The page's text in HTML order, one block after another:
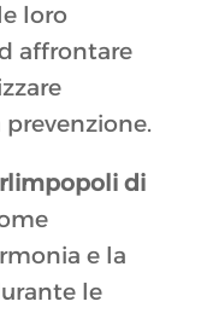
loro
affrontare
di
e la
le